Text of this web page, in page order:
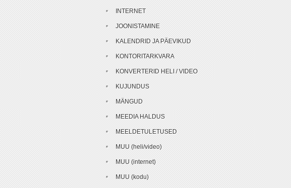
INTERNET
JOONISTAMINE
KALENDRID JA PÄEVIKUD
KONTORITARKVARA
KONVERTERID HELI / VIDEO
KUJUNDUS
MÄNGUD
MEEDIA HALDUS
MEELDETULETUSED
MUU (heli/video)
MUU (internet)
MUU (kodu)